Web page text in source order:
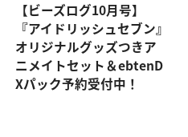
【ビーズログ10月号】
『アイドリッシュセブン』
オリジナルグッズつきア
ニメイトセット＆ebtenD
Xパック予約受付中！